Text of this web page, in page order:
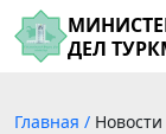
ДЕЛ
Главная / Новости